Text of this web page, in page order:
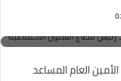
قطاع الشئون الاجتماعية
العام المساعد